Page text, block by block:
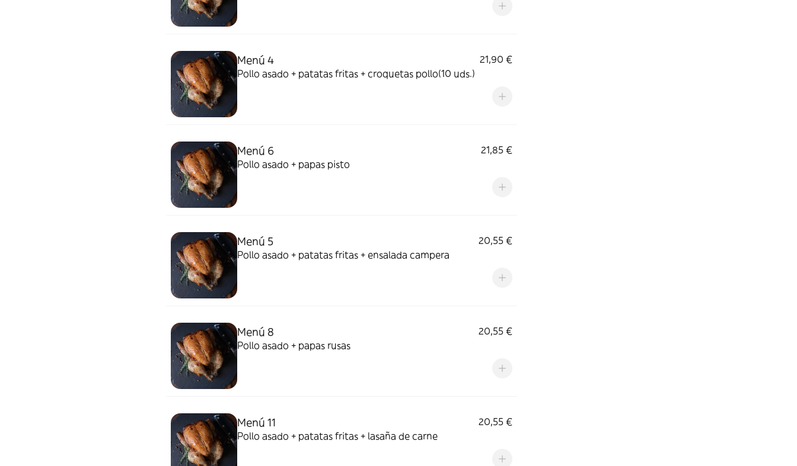
Menú 4
21,90 €
Pollo asado + patatas fritas + croquetas pollo(10 uds.)
Menú 6
21,85 €
Pollo asado + papas pisto
Menú 5
20,55 €
Pollo asado + patatas fritas + ensalada campera
Menú 8
20,55 €
Pollo asado + papas rusas
Menú 11
20,55 €
Pollo asado + patatas fritas + lasaña de carne